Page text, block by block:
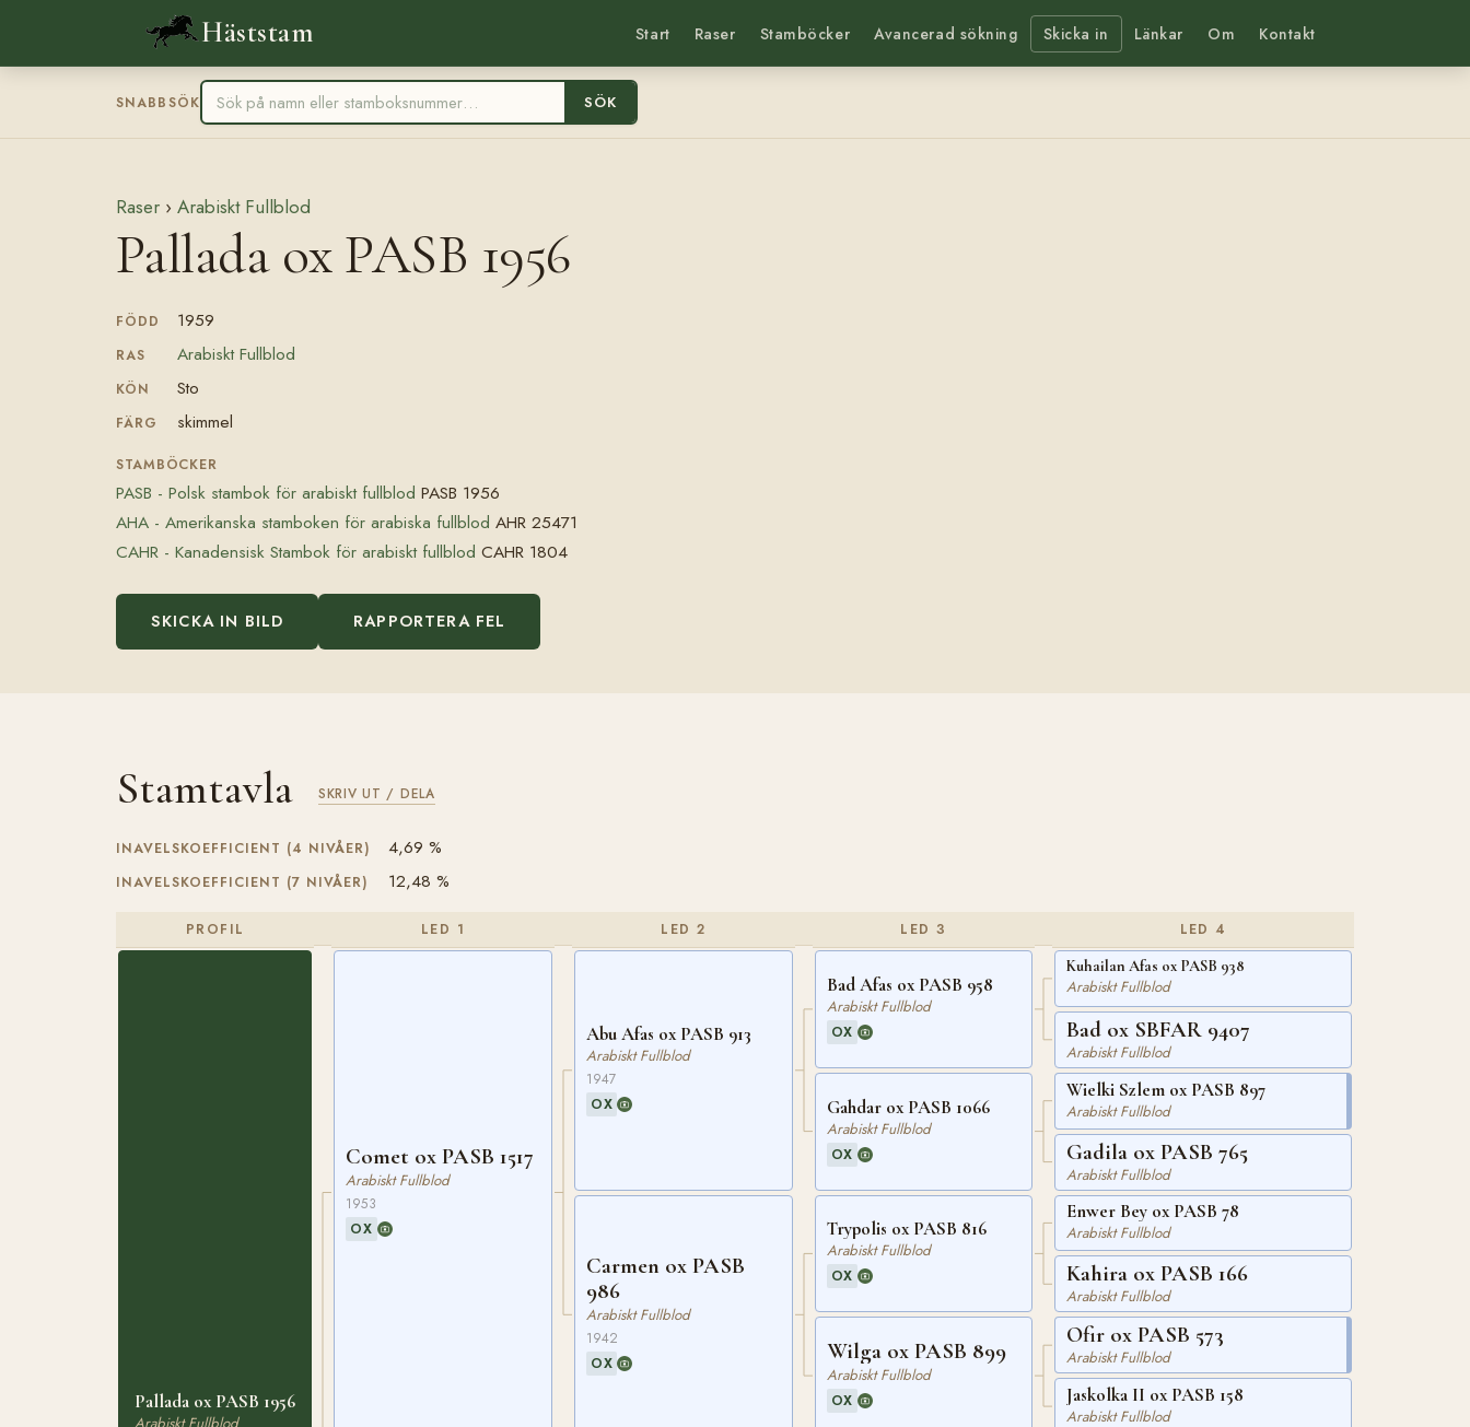
Häststam Start Raser Stamböcker Avancerad sökning Skicka in Länkar Om Kontakt
SNABBSÖK SÖK
Raser › Arabiskt Fullblod
Pallada ox PASB 1956
FÖDD 1959
RAS Arabiskt Fullblod
KÖN Sto
FÄRG skimmel
STAMBÖCKER
PASB - Polsk stambok för arabiskt fullblod PASB 1956
AHA - Amerikanska stamboken för arabiska fullblod AHR 25471
CAHR - Kanadensisk Stambok för arabiskt fullblod CAHR 1804
SKICKA IN BILD RAPPORTERA FEL
Stamtavla SKRIV UT / DELA
INAVELSKOEFFICIENT (4 NIVÅER) 4,69 %
INAVELSKOEFFICIENT (7 NIVÅER) 12,48 %
PROFIL
Pallada ox PASB 1956
Arabiskt Fullblod
LED 1
Comet ox PASB 1517
Arabiskt Fullblod
1953
OX
LED 2
Abu Afas ox PASB 913
Arabiskt Fullblod
1947
OX
Carmen ox PASB
986
Arabiskt Fullblod
1942
OX
LED 3
Bad Afas ox PASB 958
Arabiskt Fullblod
OX
Gahdar ox PASB 1066
Arabiskt Fullblod
OX
Trypolis ox PASB 816
Arabiskt Fullblod
OX
Wilga ox PASB 899
Arabiskt Fullblod
OX
LED 4
Kuhailan Afas ox PASB 938
Arabiskt Fullblod
Bad ox SBFAR 9407
Arabiskt Fullblod
Wielki Szlem ox PASB 897
Arabiskt Fullblod
Gadila ox PASB 765
Arabiskt Fullblod
Enwer Bey ox PASB 78
Arabiskt Fullblod
Kahira ox PASB 166
Arabiskt Fullblod
Ofir ox PASB 573
Arabiskt Fullblod
Jaskolka II ox PASB 158
Arabiskt Fullblod